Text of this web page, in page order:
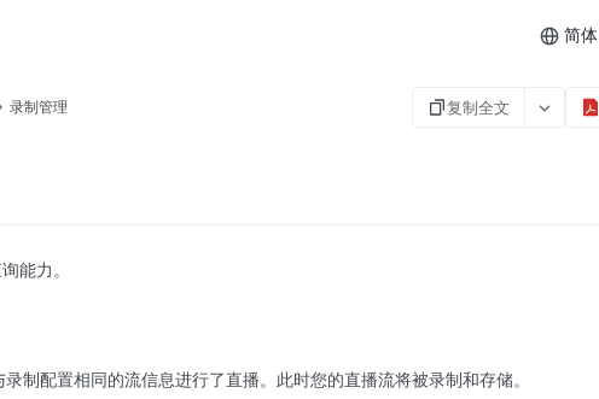
简体
录制管理 复制全文
能力。
录制配置相同的流信息进行了直播。此时您的直播流将被录制和存储。